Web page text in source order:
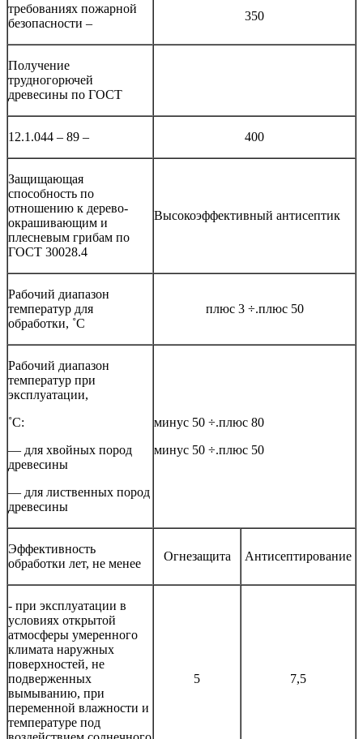
требованиях пожарной
безопасности –
350
Получение
трудногорючей
древесины по ГОСТ
12.1.044 – 89 – 400
Защищающая
способность по
отношению к дерево-
окрашивающим и
плесневым грибам по
ГОСТ 30028.4
Высокоэффективный антисептик
Рабочий диапазон
температур для
обработки, ˚С
плюс 3 ÷.плюс 50
Рабочий диапазон
температур при
эксплуатации,
˚С:
— для хвойных пород
древесины
— для лиственных пород
древесины
минус 50 ÷.плюс 80
минус 50 ÷.плюс 50
Эффективность
обработки лет, не менее
Огнезащита Антисептирование
- при эксплуатации в
условиях открытой
атмосферы умеренного
климата наружных
поверхностей, не
подверженных
вымыванию, при
переменной влажности и
температуре под
5 7,5